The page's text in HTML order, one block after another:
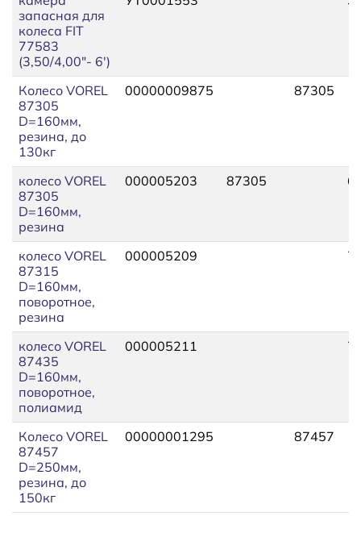
запасная для
колеса FIT
77583
(3,50/4,00"- 6')
Колесо VOREL
87305
D=160мм,
резина, до
130кг
00000009875 87305
колесо VOREL
87305
D=160мм,
резина
000005203 87305
колесо VOREL
87315
D=160мм,
поворотное,
резина
000005209
колесо VOREL
87435
D=160мм,
поворотное,
полиамид
000005211
Колесо VOREL
87457
D=250мм,
резина, до
150кг
00000001295 87457